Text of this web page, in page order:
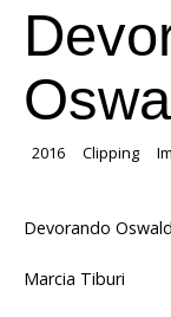
2016 Clipping
Devorando Oswald
Marcia Tiburi